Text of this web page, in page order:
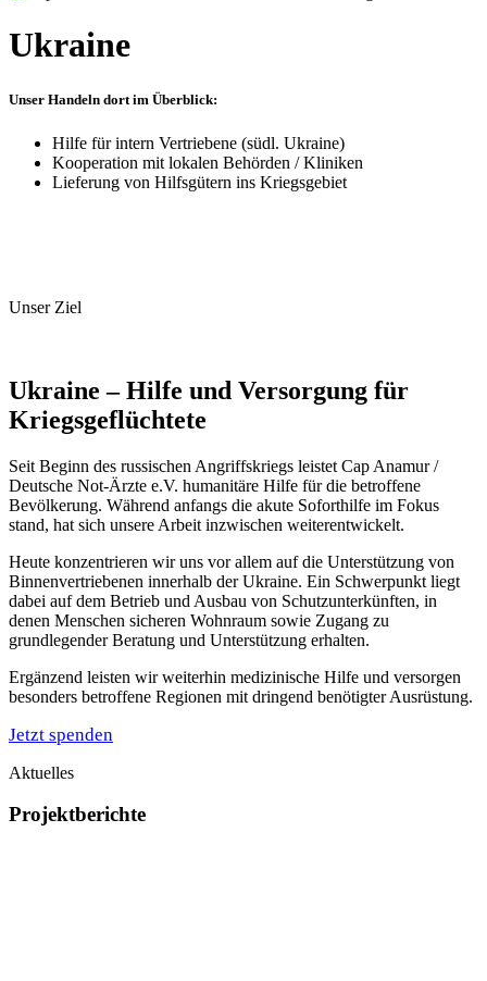
Ukraine
Unser Handeln dort im Überblick:
Hilfe für intern Vertriebene (südl. Ukraine)
Kooperation mit lokalen Behörden / Kliniken
Lieferung von Hilfsgütern ins Kriegsgebiet
Unser Ziel
Ukraine – Hilfe und Versorgung für
Kriegsgeflüchtete
Seit Beginn des russischen Angriffskriegs leistet Cap Anamur /
Deutsche Not-Ärzte e.V. humanitäre Hilfe für die betroffene
Bevölkerung. Während anfangs die akute Soforthilfe im Fokus
stand, hat sich unsere Arbeit inzwischen weiterentwickelt.
Heute konzentrieren wir uns vor allem auf die Unterstützung von
Binnenvertriebenen innerhalb der Ukraine. Ein Schwerpunkt liegt
dabei auf dem Betrieb und Ausbau von Schutzunterkünften, in
denen Menschen sicheren Wohnraum sowie Zugang zu
grundlegender Beratung und Unterstützung erhalten.
Ergänzend leisten wir weiterhin medizinische Hilfe und versorgen
besonders betroffene Regionen mit dringend benötigter Ausrüstung.
Jetzt spenden
Aktuelles
Projektberichte